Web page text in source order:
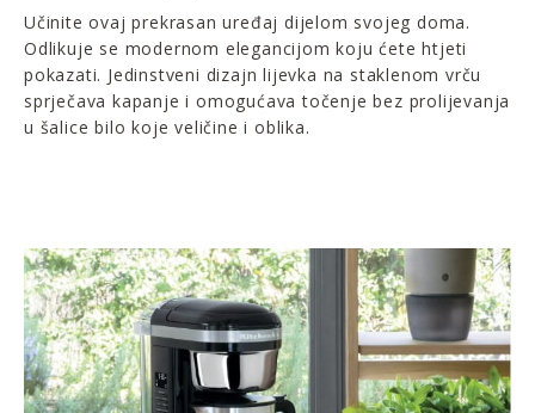
Učinite ovaj prekrasan uređaj dijelom svojeg doma.
Odlikuje se modernom elegancijom koju ćete htjeti
pokazati. Jedinstveni dizajn lijevka na staklenom vrču
sprječava kapanje i omogućava točenje bez prolijevanja
u šalice bilo koje veličine i oblika.